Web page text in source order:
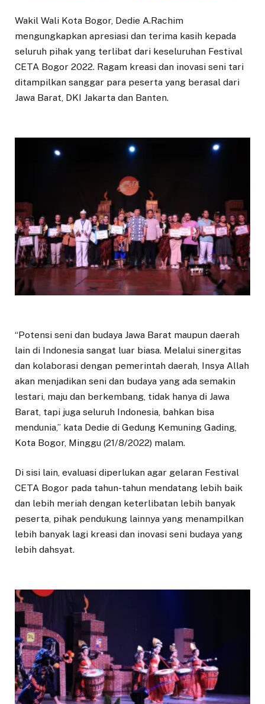
Wakil Wali Kota Bogor, Dedie A.Rachim
mengungkapkan apresiasi dan terima kasih kepada
seluruh pihak yang terlibat dari keseluruhan Festival
CETA Bogor 2022. Ragam kreasi dan inovasi seni tari
ditampilkan sanggar para peserta yang berasal dari
Jawa Barat, DKI Jakarta dan Banten.
“Potensi seni dan budaya Jawa Barat maupun daerah
lain di Indonesia sangat luar biasa. Melalui sinergitas
dan kolaborasi dengan pemerintah daerah, Insya Allah
akan menjadikan seni dan budaya yang ada semakin
lestari, maju dan berkembang, tidak hanya di Jawa
Barat, tapi juga seluruh Indonesia, bahkan bisa
mendunia,” kata Dedie di Gedung Kemuning Gading,
Kota Bogor, Minggu (21/8/2022) malam.
Di sisi lain, evaluasi diperlukan agar gelaran Festival
CETA Bogor pada tahun-tahun mendatang lebih baik
dan lebih meriah dengan keterlibatan lebih banyak
peserta, pihak pendukung lainnya yang menampilkan
lebih banyak lagi kreasi dan inovasi seni budaya yang
lebih dahsyat.